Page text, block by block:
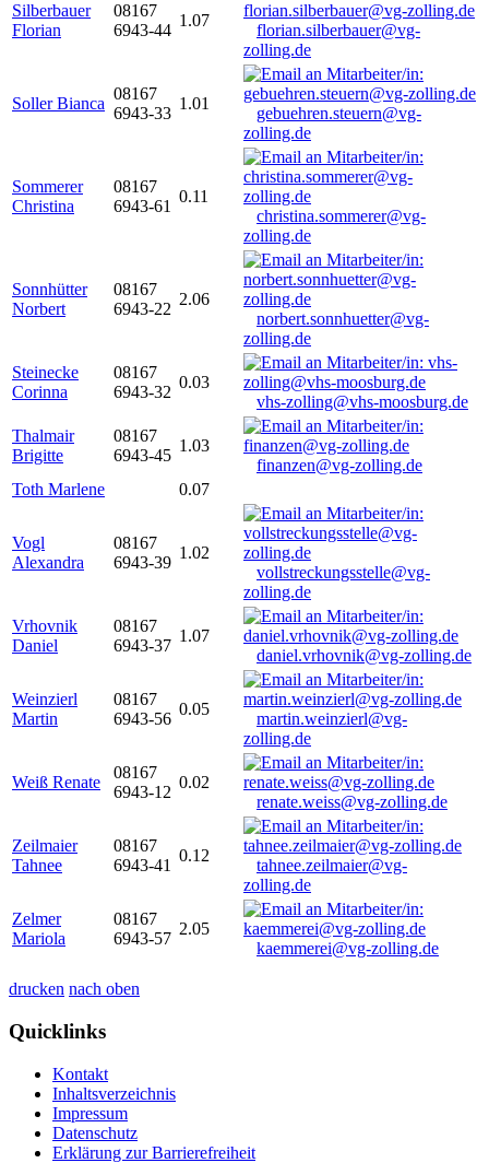
Silberbauer
Florian
08167
6943-44
1.07
florian.silberbauer@vg-
zolling.de
Soller Bianca
08167
6943-33
1.01
gebuehren.steuern@vg-
zolling.de
Sommerer
Christina
08167
6943-61
0.11
christina.sommerer@vg-
zolling.de
Sonnhütter
Norbert
08167
6943-22
2.06
norbert.sonnhuetter@vg-
zolling.de
Steinecke
Corinna
08167
6943-32
0.03
vhs-zolling@vhs-moosburg.de
Thalmair
Brigitte
08167
6943-45
1.03
finanzen@vg-zolling.de
Toth Marlene
0.07
Vogl
Alexandra
08167
6943-39
1.02
vollstreckungsstelle@vg-
zolling.de
Vrhovnik
Daniel
08167
6943-37
1.07
daniel.vrhovnik@vg-zolling.de
Weinzierl
Martin
08167
6943-56
0.05
martin.weinzierl@vg-
zolling.de
Weiß Renate
08167
6943-12
0.02
renate.weiss@vg-zolling.de
Zeilmaier
Tahnee
08167
6943-41
0.12
tahnee.zeilmaier@vg-
zolling.de
Zelmer
Mariola
08167
6943-57
2.05
kaemmerei@vg-zolling.de
drucken nach oben
Quicklinks
Kontakt
Inhaltsverzeichnis
Impressum
Datenschutz
Erklärung zur Barrierefreiheit